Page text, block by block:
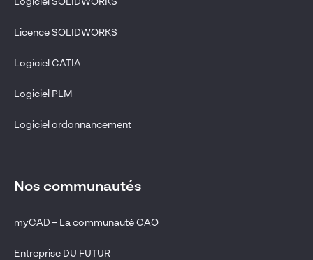
Logiciel SOLIDWORKS
Licence SOLIDWORKS
Logiciel CATIA
Logiciel PLM
Logiciel ordonnancement
Nos communautés
myCAD – La communauté CAO
Entreprise DU FUTUR